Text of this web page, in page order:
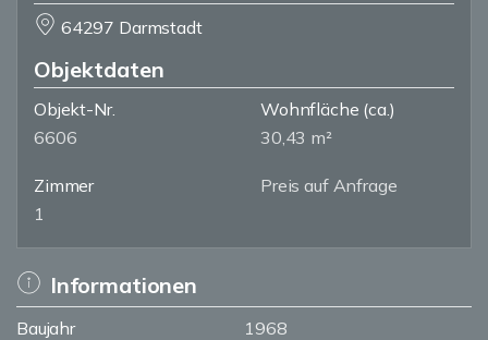
64297 Darmstadt
Objektdaten
Objekt-Nr.
6606
Wohnfläche (ca.)
30,43 m²
Zimmer
1
Preis auf Anfrage
Informationen
Baujahr
1968